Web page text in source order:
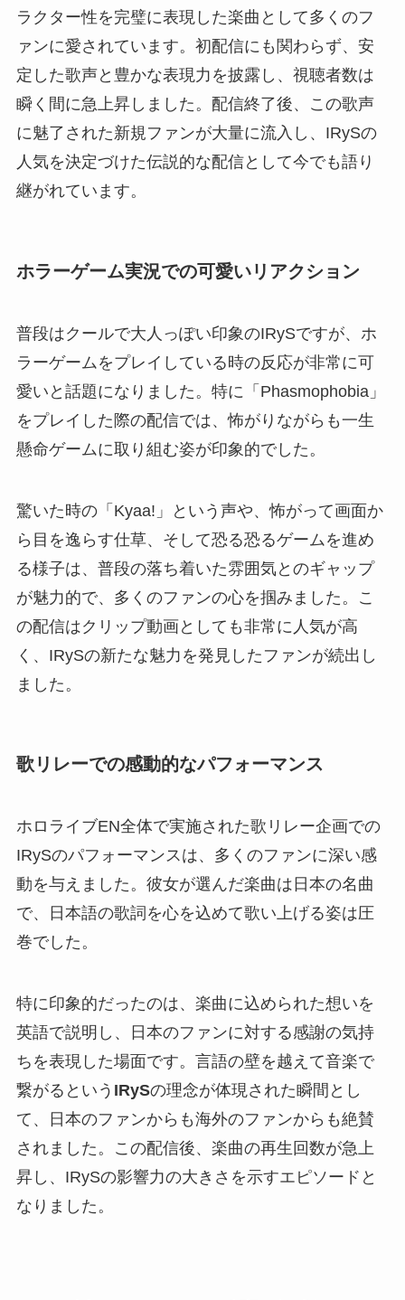
ラクター性を完璧に表現した楽曲として多くのフ
ァンに愛されています。初配信にも関わらず、安
定した歌声と豊かな表現力を披露し、視聴者数は
瞬く間に急上昇しました。配信終了後、この歌声
に魅了された新規ファンが大量に流入し、IRySの
人気を決定づけた伝説的な配信として今でも語り
継がれています。
ホラーゲーム実況での可愛いリアクション
普段はクールで大人っぽい印象のIRySですが、ホ
ラーゲームをプレイしている時の反応が非常に可
愛いと話題になりました。特に「Phasmophobia」
をプレイした際の配信では、怖がりながらも一生
懸命ゲームに取り組む姿が印象的でした。
驚いた時の「Kyaa!」という声や、怖がって画面か
ら目を逸らす仕草、そして恐る恐るゲームを進め
る様子は、普段の落ち着いた雰囲気とのギャップ
が魅力的で、多くのファンの心を掴みました。こ
の配信はクリップ動画としても非常に人気が高
く、IRySの新たな魅力を発見したファンが続出し
ました。
歌リレーでの感動的なパフォーマンス
ホロライブEN全体で実施された歌リレー企画での
IRySのパフォーマンスは、多くのファンに深い感
動を与えました。彼女が選んだ楽曲は日本の名曲
で、日本語の歌詞を心を込めて歌い上げる姿は圧
巻でした。
特に印象的だったのは、楽曲に込められた想いを
英語で説明し、日本のファンに対する感謝の気持
ちを表現した場面です。言語の壁を越えて音楽で
繋がるという IRySの理念が体現された瞬間とし
て、日本のファンからも海外のファンからも絶賛
されました。この配信後、楽曲の再生回数が急上
昇し、IRySの影響力の大きさを示すエピソードと
なりました。